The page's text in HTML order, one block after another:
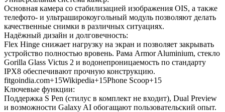
Основная камера со стабилизацией изображения OIS, а также
телефото- и ультраширокоугольный модуль позволяют делать
качественные снимки в различных ситуациях.
Надёжный дизайн и долговечность:
Flex Hinge снижает нагрузку на экран и позволяет закрывать
устройство полностью вровень. Рама Armor Aluminium, стекло
Gorilla Glass Victus 2 и водонепроницаемость по стандарту
IPX8 обеспечивают прочную конструкцию.
fitgoindia.com+15Wikipedia+15Phone Scoop+15
Ключевые функции:
Поддержка S Pen (стилус в комплект не входит), Dual Preview
и возможности Galaxy AI обогащают пользовательский опыт.